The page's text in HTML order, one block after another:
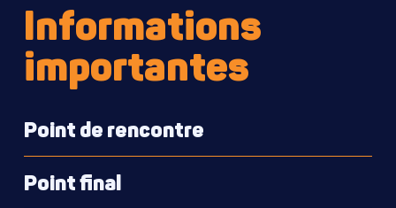
Informations
importantes
Point de rencontre
Drury Street (Bike Park), Dublin 2, Irlande.
Point final